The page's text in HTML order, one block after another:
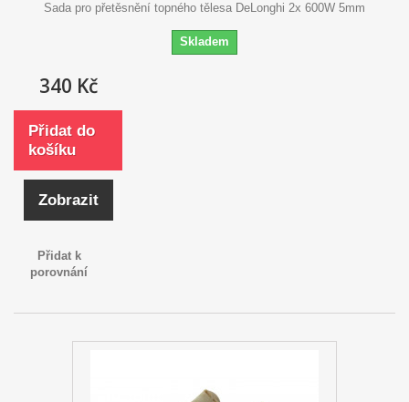
Sada pro přetěsnění topného tělesa DeLonghi 2x 600W 5mm
Skladem
340 Kč
Přidat do
košíku
Zobrazit
Přidat k
porovnání